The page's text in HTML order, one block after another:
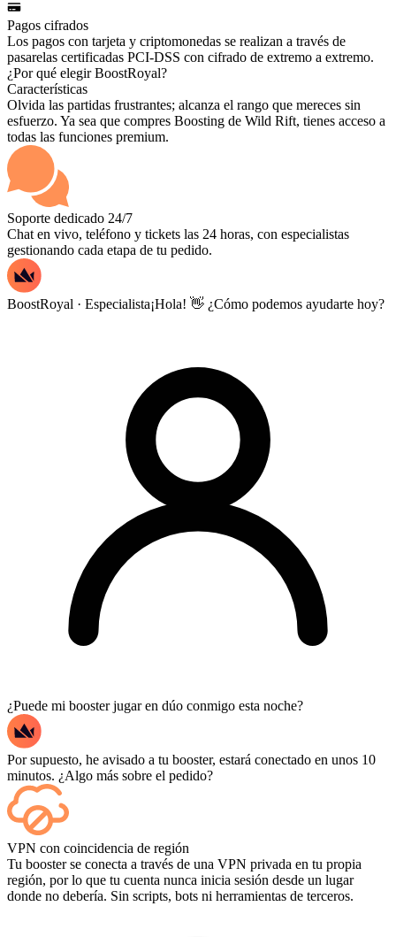
Pagos cifrados
Los pagos con tarjeta y criptomonedas se realizan a través de
pasarelas certificadas PCI-DSS con cifrado de extremo a extremo.
¿Por qué elegir BoostRoyal?
Características
Olvida las partidas frustrantes; alcanza el rango que mereces sin
esfuerzo. Ya sea que compres Boosting de Wild Rift, tienes acceso a
todas las funciones premium.
Soporte dedicado 24/7
Chat en vivo, teléfono y tickets las 24 horas, con especialistas
gestionando cada etapa de tu pedido.
BoostRoyal · Especialista¡Hola! 👋 ¿Cómo podemos ayudarte hoy?
¿Puede mi booster jugar en dúo conmigo esta noche?
Por supuesto, he avisado a tu booster, estará conectado en unos 10
minutos. ¿Algo más sobre el pedido?
Sí, cada partida aparece en tu panel de control a medida que termina,
y si quieres ver las partidas en sí, añade Streaming al finalizar la
compra.
VPN con coincidencia de región
Tu booster se conecta a través de una VPN privada en tu propia
región, por lo que tu cuenta nunca inicia sesión desde un lugar
donde no debería. Sin scripts, bots ni herramientas de terceros.